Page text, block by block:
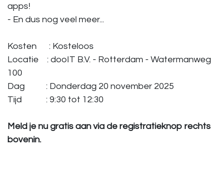
apps!
- En dus nog veel meer...
Kosten
​ ​​: Kosteloos
Locatie ​
​: dooIT B.V. - Rotterdam - Watermanweg
100
Dag ​ ​
​: Donderdag 20 november 2025
Tijd ​ ​
​: 9:30 tot 12:30
Meld je nu gratis aan via de registratieknop rechts
bovenin.